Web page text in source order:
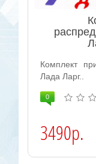
Комплект
Лада Ларг..
0
3490р.